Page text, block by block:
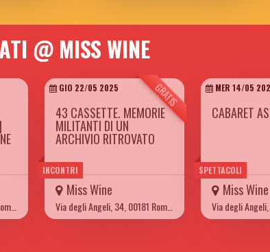
@ MISS WINE
INCONTRI
GRATIS
GIO 22/05 2025
43 CASSETTE. MEMORIE
MILITANTI DI UN
ARCHIVIO RITROVATO
Miss Wine
SPETTACOLI
MER 14/05
CABARET
Miss Wine